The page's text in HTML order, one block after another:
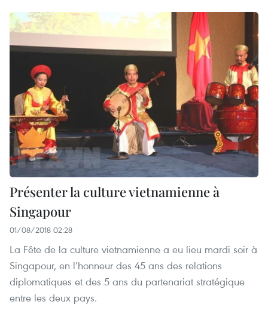
Présenter la culture vietnamienne à
Singapour
01/08/2018 02:28
La Fête de la culture vietnamienne a eu lieu mardi soir à
Singapour, en l’honneur des 45 ans des relations
diplomatiques et des 5 ans du partenariat stratégique
entre les deux pays.